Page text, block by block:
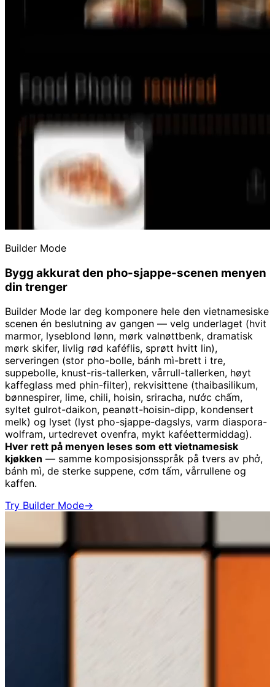
Builder Mode
Bygg akkurat den pho-sjappe-scenen menyen
din trenger
Builder Mode lar deg komponere hele den vietnamesiske
scenen én beslutning av gangen — velg underlaget (hvit
marmor, lyseblond lønn, mørk valnøttbenk, dramatisk
mørk skifer, livlig rød kaféflis, sprøtt hvitt lin),
serveringen (stor pho-bolle, bánh mì-brett i tre,
suppebolle, knust-ris-tallerken, vårrull-tallerken, høyt
kaffeglass med phin-filter), rekvisittene (thaibasilikum,
bønnespirer, lime, chili, hoisin, sriracha, nước chấm,
syltet gulrot-daikon, peanøtt-hoisin-dipp, kondensert
melk) og lyset (lyst pho-sjappe-dagslys, varm diaspora-
wolfram, urtedrevet ovenfra, mykt kaféettermiddag).
Hver rett på menyen leses som ett vietnamesisk
kjøkken — samme komposisjonsspråk på tvers av phở,
bánh mì, de sterke suppene, cơm tấm, vårrullene og
kaffen.
Try Builder Mode→